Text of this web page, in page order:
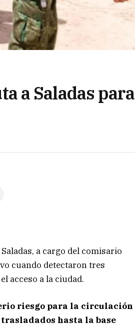
a Saladas para
a cargo del comisario
cuando detectaron tres
acceso a la ciudad.
riesgo para la circulación
hasta la base